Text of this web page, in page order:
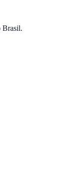
Brasil.